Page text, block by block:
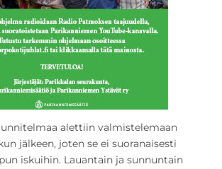
alettiin valmistelemaan
jälkeen, joten se ei suoranaisesti
iskuihin. Lauantain ja sunnuntain